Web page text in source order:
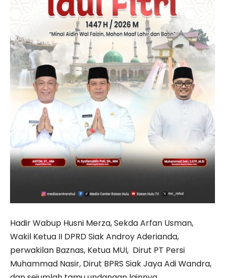
Hadir Wabup Husni Merza, Sekda Arfan Usman,
Wakil Ketua II DPRD Siak Androy Aderianda,
perwakilan Baznas, Ketua MUI, Dirut PT Persi
Muhammad Nasir, Dirut BPRS Siak Jaya Adi Wandra,